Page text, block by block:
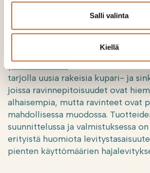
Salli valinta
Kiellä
kiinnitetty erityistä huomiota
onkin pienten käyttömäärien
Soilfood järjestää vuosittain
tarjolla uusia rakeisia kupari- ja
joissa ravinnepitoisuudet ovat
alhaisempia, mutta ravinteet ovat
mahdollisessa muodossa.
suunnittelussa ja valmistuksessa
erityistä huomiota
pienten käyttömäärien